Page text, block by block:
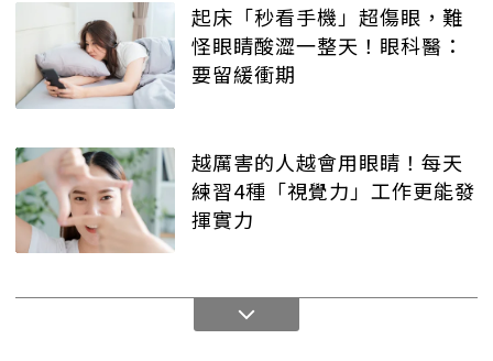
起床「秒看手機」超傷眼，難
怪眼睛酸澀一整天！眼科醫：
要留緩衝期
越厲害的人越會用眼睛！每天
練習4種「視覺力」工作更能發
揮實力